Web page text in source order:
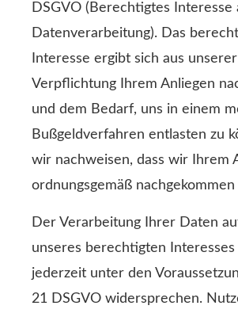
DSGVO (Berechtigtes Interesse
Datenverarbeitung). Das
Interesse ergibt sich aus unserer
Verpflichtung Ihrem Anliegen
und dem Bedarf, uns in einem
Bußgeldverfahren entlasten zu
wir nachweisen, dass wir Ihrem
ordnungsgemäß nachgekommen
Der Verarbeitung Ihrer Daten
unseres berechtigten Interesses
jederzeit unter den
21 DSGVO widersprechen.